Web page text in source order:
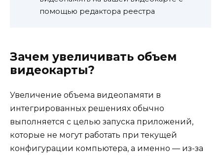
помощью редактора реестра
Зачем увеличивать объем
видеокарты?
Увеличение объема видеопамяти в
интегрированных решениях обычно
выполняется с целью запуска приложений,
которые не могут работать при текущей
конфигурации компьютера, а именно — из-за